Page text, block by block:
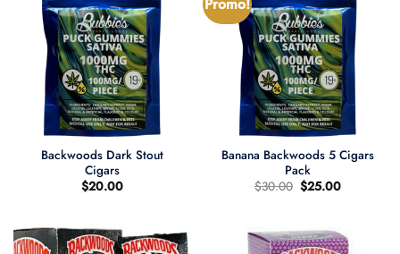
Backwoods Dark Stout
Cigars
$20.00
Promo!
Banana Backwoods 5 Cigars
Pack
$30.00 Le
prix
:
$30.00.
$25.00Le
:
$25.00.